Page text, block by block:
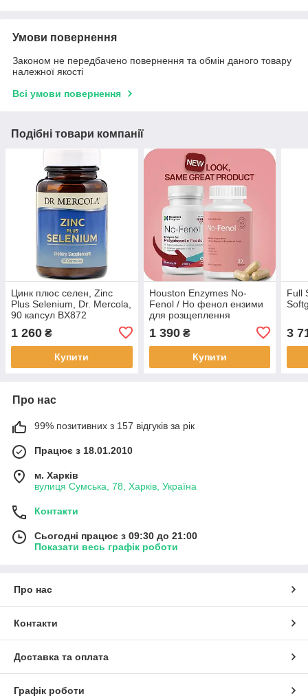
Умови повернення
Законом не передбачено повернення та обмін даного товару
належної якості
Всі умови повернення
Подібні товари компанії
Цинк плюс селен, Zinc
Plus Selenium, Dr. Mercola,
90 капсул BX872
1 260 ₴
Купити
Houston Enzymes No-
Fenol / Но фенол ензими
для розщеплення
фруктів 90 капс BX699
1 390₴
Купити
Full
3
Про нас
99% позитивних з 157 відгуків за рік
Працює з 18.01.2010
м. Харків
вулиця Сумська, 78, Харків, Україна
Контакти
Сьогодні працює з 09:30 до 21:00
Показати весь графік роботи
Про нас
Контакти
Доставка та оплата
Графік роботи